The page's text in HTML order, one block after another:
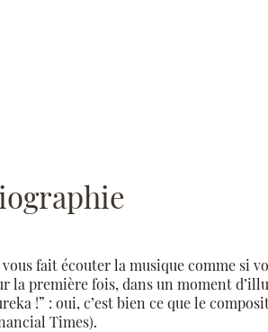
fait écouter la musique comme si
la première fois, dans un moment
!” : oui, c’est bien ce que le
Times).